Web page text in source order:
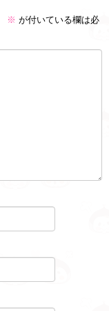
※ が付いている欄は必